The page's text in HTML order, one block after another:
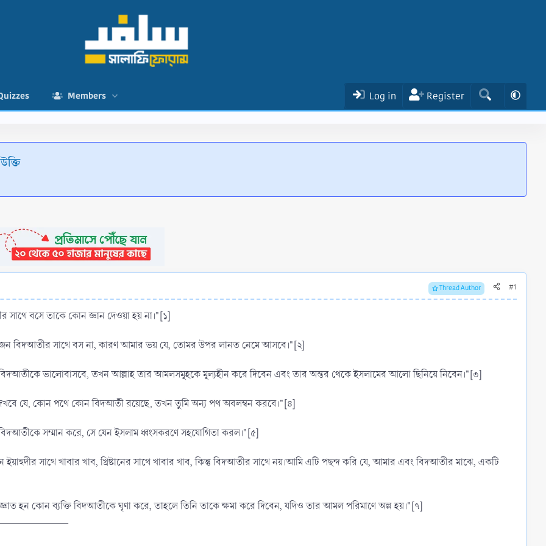
Members Log in Register
Thread Author #1
সাথে বসে তাকে কোন জ্ঞান দেওয়া হয় না।"[১]
বিদআতীর সাথে বস না, কারণ আমার ভয় যে, তোমর উপর লানত নেমে আসবে।"[২]
ভালোবাসবে, তখন আল্লাহ তার আমলসমূহকে মূল্যহীন করে দিবেন এবং তার অন্তর থেকে ইসলামের আলো ছিনিয়ে নিবেন।"[৩]
যে, কোন পথে কোন বিদআতী রয়েছে, তখন তুমি অন্য পথ অবলম্বন করবে।"[৪]
সম্মান করে, সে যেন ইসলাম ধ্বংসকরণে সহযোগিতা করল।"[৫]
সাথে খাবার খাব, খ্রিষ্টানের সাথে খাবার খাব, কিন্তু বিদআতীর সাথে নয়।আমি এটি পছন্দ করি যে, আমার এবং বিদআতীর মাঝে, একটি
হন কোন ব্যক্তি বিদআতীকে ঘৃণা করে, তাহলে তিনি তাকে ক্ষমা করে দিবেন, যদিও তার আমল পরিমাণে অল্প হয়।"[৭]